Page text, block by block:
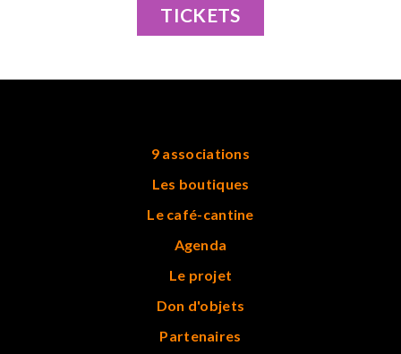
TICKETS
9 associations
Les boutiques
Le café-cantine
Agenda
Le projet
Don d'objets
Partenaires